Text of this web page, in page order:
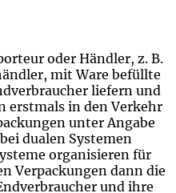
oder Händler, z. B.
mit Ware befüllte
liefern und
erstmals in den Verkehr
unter Angabe
dualen Systemen
organisieren für
Verpackungen dann die
und ihre